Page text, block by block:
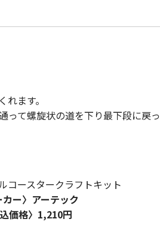
ます。
って螺旋状の道を下り最下段に戻
カー〉アーテック
込価格〉1,210円